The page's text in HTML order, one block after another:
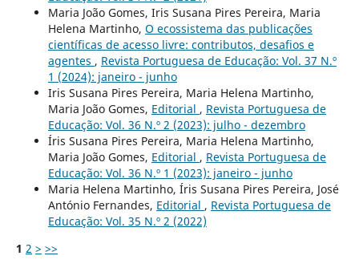
Maria João Gomes, Iris Susana Pires Pereira, Maria
Helena Martinho, O ecossistema das publicações
científicas de acesso livre: contributos, desafios e
agentes , Revista Portuguesa de Educação: Vol. 37 N.º
1 (2024): janeiro - junho
Iris Susana Pires Pereira, Maria Helena Martinho,
Maria João Gomes, Editorial , Revista Portuguesa de
Educação: Vol. 36 N.º 2 (2023): julho - dezembro
Íris Susana Pires Pereira, Maria Helena Martinho,
Maria João Gomes, Editorial , Revista Portuguesa de
Educação: Vol. 36 N.º 1 (2023): janeiro - junho
Maria Helena Martinho, Íris Susana Pires Pereira, José
António Fernandes, Editorial , Revista Portuguesa de
Educação: Vol. 35 N.º 2 (2022)
1 2 > >>